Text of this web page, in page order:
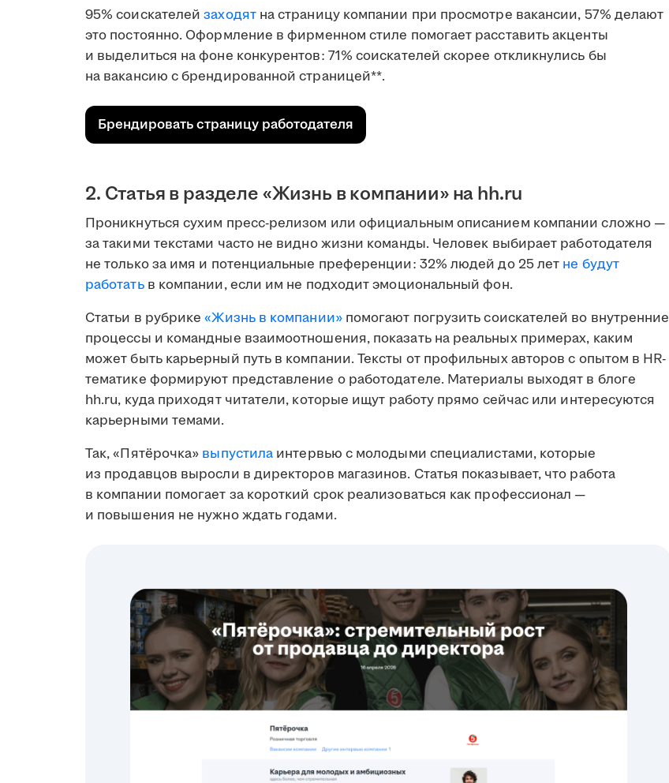
95% соискателейзаходятна страницу компании при просмотре вакансии, 57% делают
это постоянно. Оформление в фирменном стиле помогает расставить акценты
и выделиться на фоне конкурентов: 71% соискателей скорее откликнулись бы
на вакансию с брендированной страницей**.
Брендировать страницу работодателя
2. Статья в разделе «Жизнь в компании» на hh.ru
Проникнуться сухим пресс-релизом или официальным описанием компании сложно —
за такими текстами часто не видно жизни команды. Человек выбирает работодателя
не только за имя и потенциальные преференции: 32% людей до 25 лет не будут
работатьв компании, если им не подходит эмоциональный фон.
Статьи в рубрике«Жизнь в компании»помогают погрузить соискателей во внутренние
процессы и командные взаимоотношения, показать на реальных примерах, каким
может быть карьерный путь в компании. Тексты от профильных авторов с опытом в HR-
тематике формируют представление о работодателе. Материалы выходят в блоге
hh.ru, куда приходят читатели, которые ищут работу прямо сейчас или интересуются
карьерными темами.
Так, «Пятёрочка» выпустила интервью с молодыми специалистами, которые
из продавцов выросли в директоров магазинов. Статья показывает, что работа
в компании помогает за короткий срок реализоваться как профессионал —
и повышения не нужно ждать годами.